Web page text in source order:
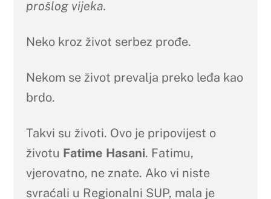
prošlog vijeka.
Neko kroz život serbez prođe.
Nekom se život prevalja preko leđa kao
brdo.
Takvi su životi. Ovo je pripovijest o
životu Fatime Hasani. Fatimu,
vjerovatno, ne znate. Ako vi niste
svraćali u Regionalni SUP, mala je